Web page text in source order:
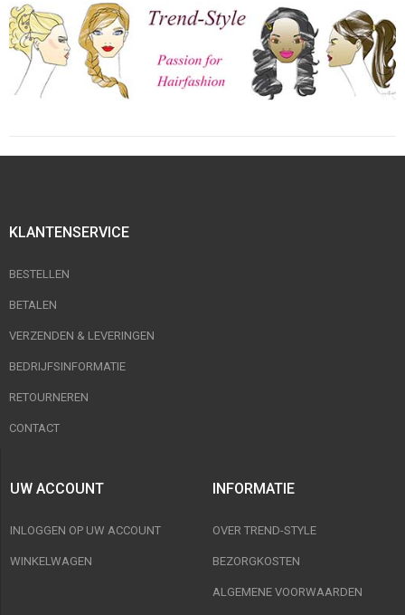
KLANTENSERVICE
BESTELLEN
BETALEN
VERZENDEN & LEVERINGEN
BEDRIJFSINFORMATIE
RETOURNEREN
CONTACT
UW ACCOUNT
INLOGGEN OP UW ACCOUNT
WINKELWAGEN
INFORMATIE
OVER TREND-STYLE
BEZORGKOSTEN
ALGEMENE VOORWAARDEN